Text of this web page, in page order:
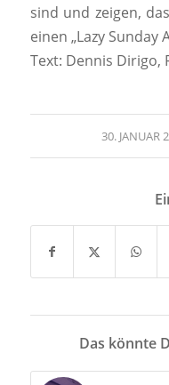
sind und zeigen,
einen „Lazy
Text: Dennis Dirigo,
30. JANUAR
/
Das könnte